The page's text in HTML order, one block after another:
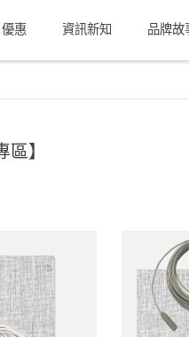
惠 資訊新知 品牌故
區】